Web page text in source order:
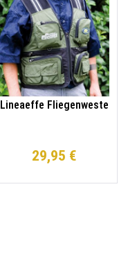
Lineaeffe Fliegenweste
29,95 €